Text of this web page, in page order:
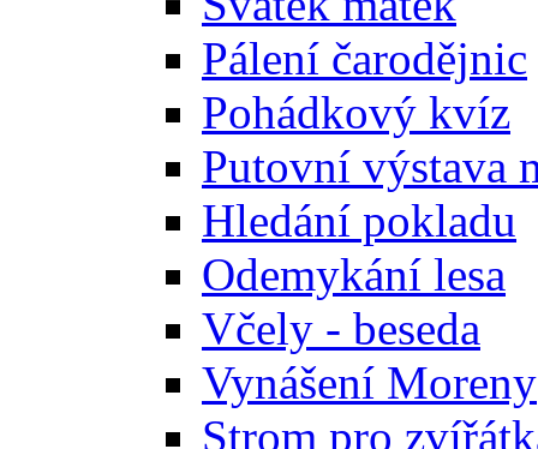
Pálení čarodějnic
Pohádkový kvíz
Putovní výstava
Hledání pokladu
Odemykání lesa
Včely - beseda
Vynášení Moreny
Strom pro